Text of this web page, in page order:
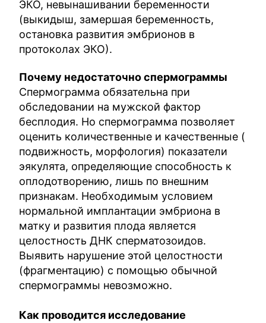
ЭКО, невынашивании беременности
(выкидыш, замершая беременность,
остановка развития эмбрионов в
протоколах ЭКО).
Почему недостаточно спермограммы
Спермограмма обязательна при
обследовании на мужской фактор
бесплодия. Но спермограмма позволяет
оценить количественные и качественные (
подвижность, морфология) показатели
эякулята, определяющие способность к
оплодотворению, лишь по внешним
признакам. Необходимым условием
нормальной имплантации эмбриона в
матку и развития плода является
целостность ДНК сперматозоидов.
Выявить нарушение этой целостности
(фрагментацию) с помощью обычной
спермограммы невозможно.
Как проводится исследование